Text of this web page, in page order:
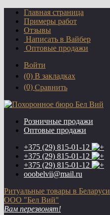
Главная страница
Примеры работ
Отзывы
Написать в Вайбер
Оптовые продажи
Войти
(0) В закладках
(0) Сравнить
Розничные продажи
Оптовые продажи
+375 (29) 815-01-12
+375 (29) 815-01-12
+375 (29) 815-01-12
ooobelvii@mail.ru
Ритуальные товары в Беларуси
ООО "Бел Вий"
Вам перезвонят!